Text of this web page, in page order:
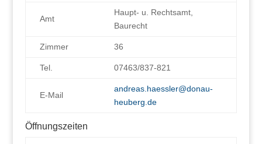
Amt
Haupt- u. Rechtsamt,
Baurecht
Zimmer 36
Tel. 07463/837-821
E-Mail
andreas.haessler@donau-
heuberg.de
Öffnungszeiten